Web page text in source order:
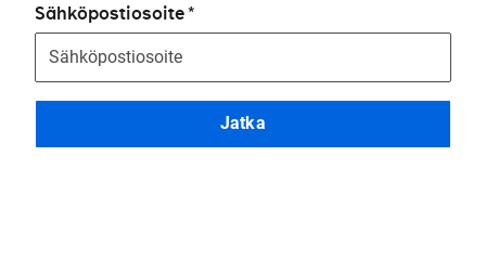
Sähköpostiosoite
Jatka